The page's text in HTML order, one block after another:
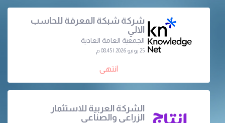
شركة شبكة المعرفة للحاسب
الالي
الجمعية العامة العادية
25 يونيو 2026 | 08:45 م
انتهى
الشركة العربية للاستثمار
الزراعي والصناعي